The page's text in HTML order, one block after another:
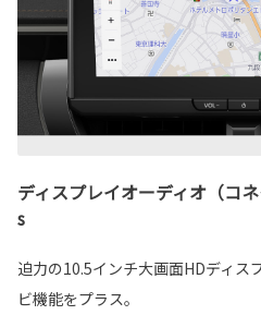
ディスプレイオーディオ（コ
s
迫力の10.5インチ大画面HDディス
ビ機能をプラス。